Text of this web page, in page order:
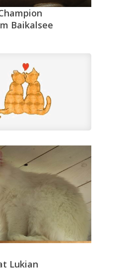
Baikalsee
Lukian